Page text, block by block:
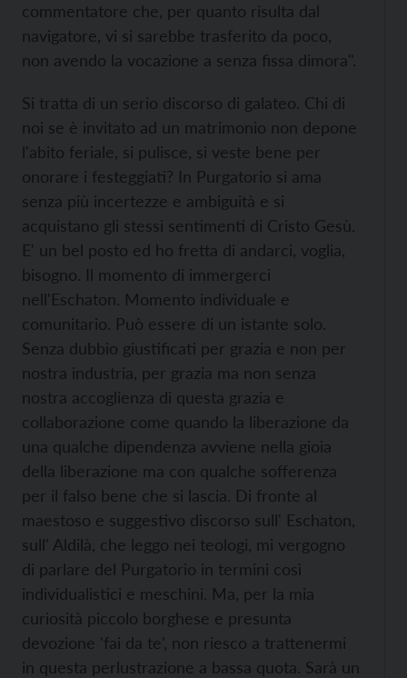
commentatore che, per quanto risulta dal
navigatore, vi si sarebbe trasferito da poco,
non avendo la vocazione a senza fissa dimora".
Si tratta di un serio discorso di galateo. Chi di
noi se è invitato ad un matrimonio non depone
l'abito feriale, si pulisce, si veste bene per
onorare i festeggiati? In Purgatorio si ama
senza più incertezze e ambiguità e si
acquistano gli stessi sentimenti di Cristo Gesù.
E' un bel posto ed ho fretta di andarci, voglia,
bisogno. Il momento di immergerci
nell'Eschaton. Momento individuale e
comunitario. Può essere di un istante solo.
Senza dubbio giustificati per grazia e non per
nostra industria, per grazia ma non senza
nostra accoglienza di questa grazia e
collaborazione come quando la liberazione da
una qualche dipendenza avviene nella gioia
della liberazione ma con qualche sofferenza
per il falso bene che si lascia. Di fronte al
maestoso e suggestivo discorso sull' Eschaton,
sull' Aldilà, che leggo nei teologi, mi vergogno
di parlare del Purgatorio in termini così
individualistici e meschini. Ma, per la mia
curiosità piccolo borghese e presunta
devozione 'fai da te', non riesco a trattenermi
in questa perlustrazione a bassa quota. Sarà un